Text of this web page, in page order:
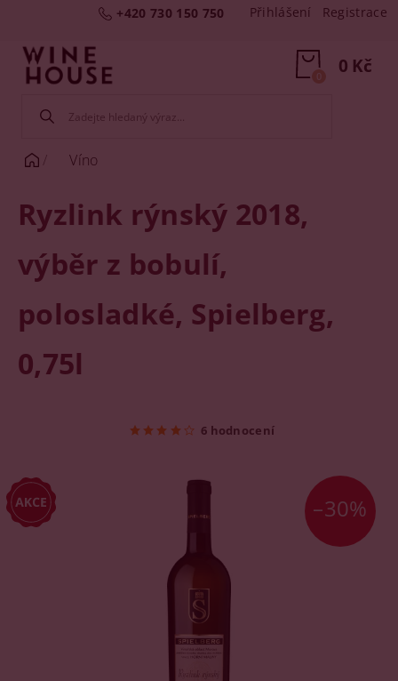
+420 730 150 750 Přihlášení Registrace
0 Kč
0
Víno
Ryzlink rýnský 2018,
výběr z bobulí,
polosladké, Spielberg,
0,75l
6 hodnocení
–30%